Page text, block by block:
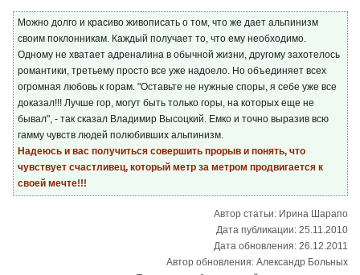
Можно долго и красиво живописать о том, что же дает альпинизм
своим поклонникам. Каждый получает то, что ему необходимо.
Одному не хватает адреналина в обычной жизни, другому захотелось
романтики, третьему просто все уже надоело. Но объединяет всех
огромная любовь к горам. "Оставьте не нужные споры, я себе уже все
доказал!!! Лучше гор, могут быть только горы, на которых еще не
бывал", - так сказал Владимир Высоцкий. Емко и точно выразив всю
гамму чувств людей полюбивших альпинизм.
Надеюсь и вас получиться совершить прорыв и понять, что
чувствует счастливец, который метр за метром продвигается к
своей мечте!!!
Автор статьи: Ирина Шарапо
Дата публикации: 25.11.2010
Дата обновления: 26.12.2011
Автор обновления: Александр Больных